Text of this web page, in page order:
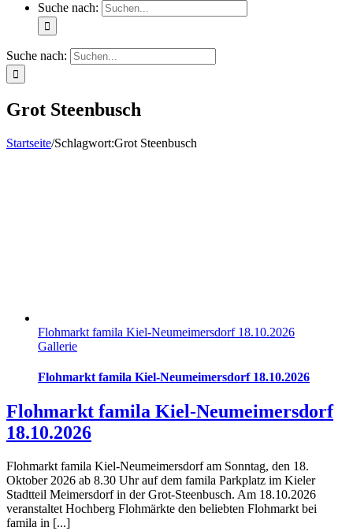
Suche nach:
Suche nach:
Grot Steenbusch
Startseite/Schlagwort:Grot Steenbusch
Flohmarkt famila Kiel-Neumeimersdorf 18.10.2026
Gallerie
Flohmarkt famila Kiel-Neumeimersdorf 18.10.2026
Flohmarkt famila Kiel-Neumeimersdorf
18.10.2026
Flohmarkt famila Kiel-Neumeimersdorf am Sonntag, den 18.
Oktober 2026 ab 8.30 Uhr auf dem famila Parkplatz im Kieler
Stadtteil Meimersdorf in der Grot-Steenbusch. Am 18.10.2026
veranstaltet Hochberg Flohmärkte den beliebten Flohmarkt bei
famila in [...]